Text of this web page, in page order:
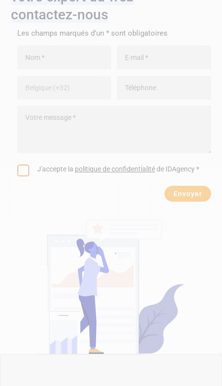
contactez-nous
Les champs marqués d’un * sont obligatoires
J'accepte la politique de confidentialitéde IDAgency *
Envoyer